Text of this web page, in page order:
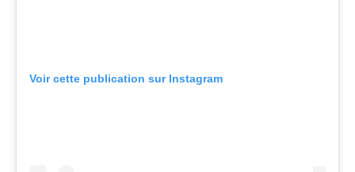
Voir cette publication sur Instagram